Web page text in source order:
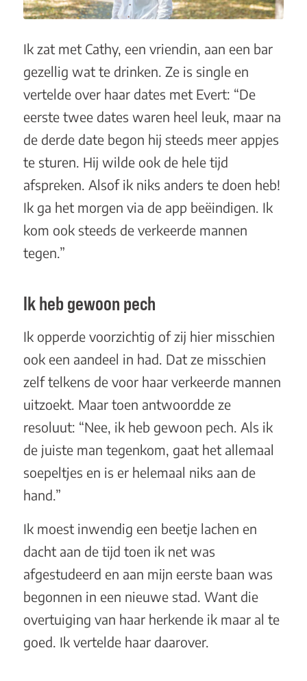
Ik zat met Cathy, een vriendin, aan een bar
gezellig wat te drinken. Ze is single en
vertelde over haar dates met Evert: “De
eerste twee dates waren heel leuk, maar na
de derde date begon hij steeds meer appjes
te sturen. Hij wilde ook de hele tijd
afspreken. Alsof ik niks anders te doen heb!
Ik ga het morgen via de app beëindigen. Ik
kom ook steeds de verkeerde mannen
tegen.”
Ik heb gewoon pech
Ik opperde voorzichtig of zij hier misschien
ook een aandeel in had. Dat ze misschien
zelf telkens de voor haar verkeerde mannen
uitzoekt. Maar toen antwoordde ze
resoluut: “Nee, ik heb gewoon pech. Als ik
de juiste man tegenkom, gaat het allemaal
soepeltjes en is er helemaal niks aan de
hand.”
Ik moest inwendig een beetje lachen en
dacht aan de tijd toen ik net was
afgestudeerd en aan mijn eerste baan was
begonnen in een nieuwe stad. Want die
overtuiging van haar herkende ik maar al te
goed. Ik vertelde haar daarover.